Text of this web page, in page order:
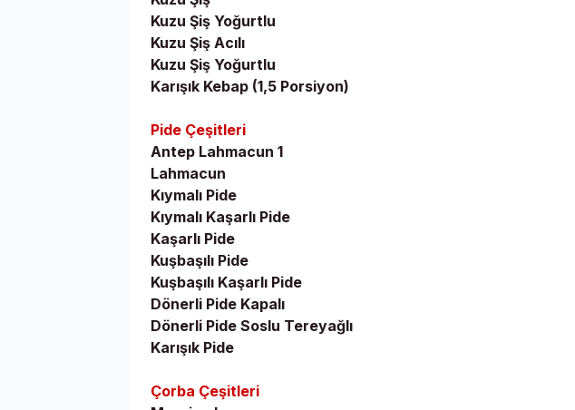
Kuzu Şiş Yoğurtlu
Kuzu Şiş Acılı
Kuzu Şiş Yoğurtlu
Karışık Kebap (1,5 Porsiyon)
Pide Çeşitleri
Antep Lahmacun 1
Lahmacun
Kıymalı Pide
Kıymalı Kaşarlı Pide
Kaşarlı Pide
Kuşbaşılı Pide
Kuşbaşılı Kaşarlı Pide
Dönerli Pide Kapalı
Dönerli Pide Soslu Tereyağlı
Karışık Pide
Çorba Çeşitleri